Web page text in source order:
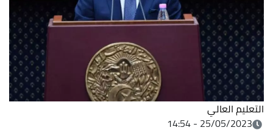
التعليم العالي
25/05/2023 - 14:54